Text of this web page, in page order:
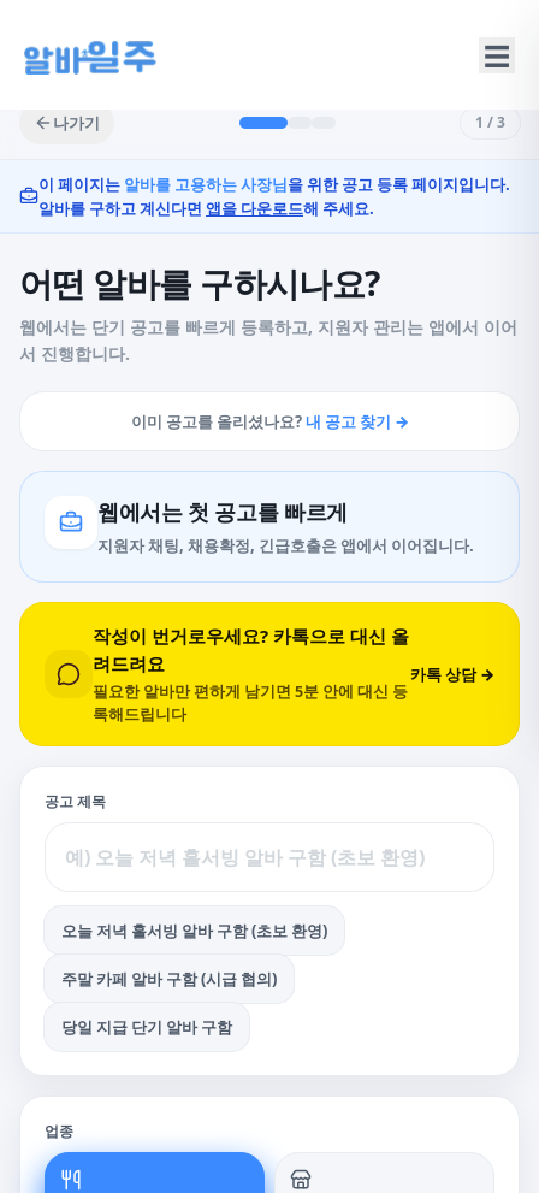
☰
나가기 1 /3
이 페이지는 알바를 고용하는 사장님을 위한 공고 등록 페이지입니다.
알바를 구하고 계신다면 앱을 다운로드해 주세요.
어떤 알바를 구하시나요?
웹에서는 단기 공고를 빠르게 등록하고, 지원자 관리는 앱에서 이어
서 진행합니다.
이미 공고를 올리셨나요?내 공고 찾기 →
웹에서는 첫 공고를 빠르게
지원자 채팅, 채용확정, 긴급호출은 앱에서 이어집니다.
작성이 번거로우세요? 카톡으로 대신 올
려드려요
필요한 알바만 편하게 남기면 5분 안에 대신 등
록해드립니다
카톡 상담 →
공고 제목
오늘 저녁 홀서빙 알바 구함 (초보 환영)
주말 카페 알바 구함 (시급 협의)
당일 지급 단기 알바 구함
업종